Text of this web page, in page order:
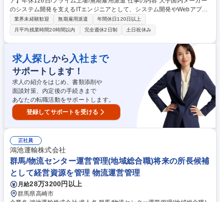
のシステム開発を支えるITエンジニアとして、システム開発やWebアプリ
ケーション開発などの顧客先業務をお任せ。 先輩技術者のもと、大手企業
でエンジニアとしてのスキルを伸ばすことが可能です！ ★ご経験とご希望
に合わせた勤務地と業務をご提案させていただきます。派遣時におけるプ
ロジェクトもチーム単位で行うため、未経験でも当社の先輩社員がOJTで
教育をするのでご安心ください！ ★面接内で、当社においての説明も実施
いたしますので少しでもご興味ありましたら、ぜひご応募ください。※全
選考WEB面接での対応です。希望があれば対面面接も実施します。 募集
職種 実務未経験歓迎!【高崎/ITエンジニア】年休126日/プライム上場/無期
雇用派遣
業界未経験歓迎 無期雇用派遣
年間休日120日以上
月平均残業時間20時間以内
完全週休2日制 土日祝休み
求人探しから 入社まで
サポートします！
求人の紹介をはじめ、書類添削や
面談対策、内定後の手続きまで
あなたの転職活動をサポートします。
登録してサポートを受ける
正社員
鴻池運輸株式会社
群馬/物流センター運営管理(地域総合職)将来の所長候補
として経営資源を管理 物流運営管理
月給28万3200円以上
群馬県高崎市